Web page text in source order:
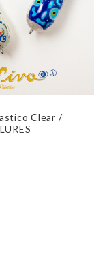
Clear /